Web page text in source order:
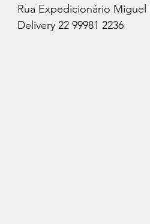
Rua Expedicionário
Delivery 22 99981 2236